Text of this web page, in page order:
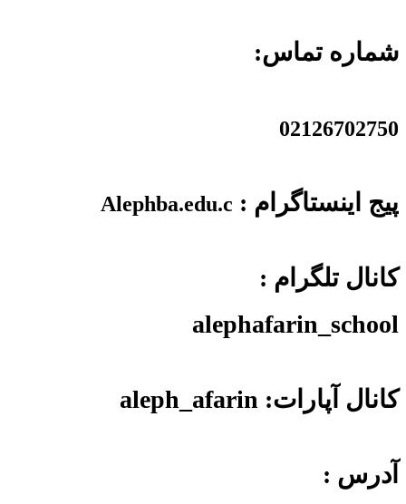
شماره تماس:
02126702750
پیج اینستاگرام : Alephba.edu.c
کانال تلگرام :
alephafarin_school
کانال آپارات: aleph_afarin
آدرس :